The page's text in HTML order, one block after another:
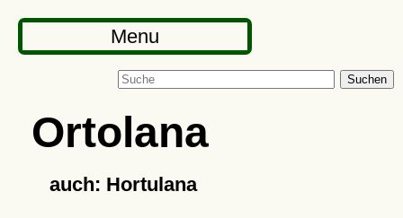
Menu
Suchen
Ortolana
auch: Hortulana